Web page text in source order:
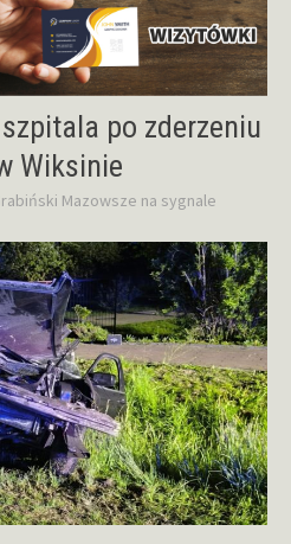
po zderzeniu
Wiksinie
Mazowsze na sygnale